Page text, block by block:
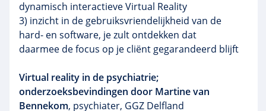
dynamisch interactieve Virtual Reality
3) inzicht in de gebruiksvriendelijkheid van de
hard- en software, je zult ontdekken dat
daarmee de focus op je cliënt gegarandeerd blijft
Virtual reality in de psychiatrie;
onderzoeksbevindingen door Martine van
Bennekom, psychiater, GGZ Delfland